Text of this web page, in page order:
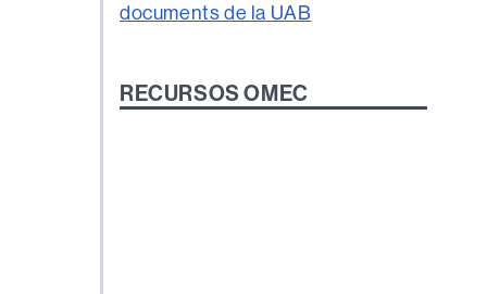
RECURSOS OMEC